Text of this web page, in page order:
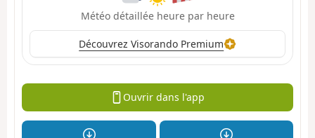
Météo détaillée heure par heure
Découvrez Visorando Premium
Ouvrir dans l'app